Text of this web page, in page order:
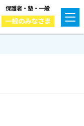
保護者・塾・一般
一般のみなさま